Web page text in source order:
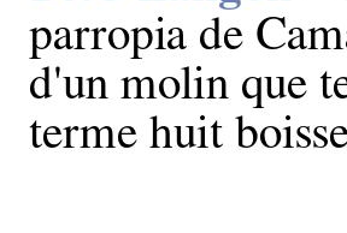
parropia de
d'un molin que
terme huit